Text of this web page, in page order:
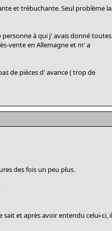
et trébuchante. Seul problème la
à qui j' avais donné toutes
vente en Allemagne et m' a
de pièces d' avance ( trop de
des fois un peu plus.
et après avoir entendu celui-ci,